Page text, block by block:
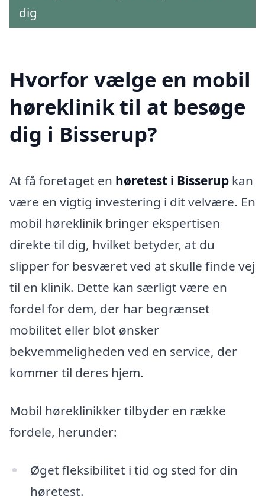
dig
Hvorfor vælge en mobil
høreklinik til at besøge
dig i Bisserup?
At få foretaget en høretest i Bisserup kan
være en vigtig investering i dit velvære. En
mobil høreklinik bringer ekspertisen
direkte til dig, hvilket betyder, at du
slipper for besværet ved at skulle finde vej
til en klinik. Dette kan særligt være en
fordel for dem, der har begrænset
mobilitet eller blot ønsker
bekvemmeligheden ved en service, der
kommer til deres hjem.
Mobil høreklinikker tilbyder en række
fordele, herunder:
Øget fleksibilitet i tid og sted for din
høretest.